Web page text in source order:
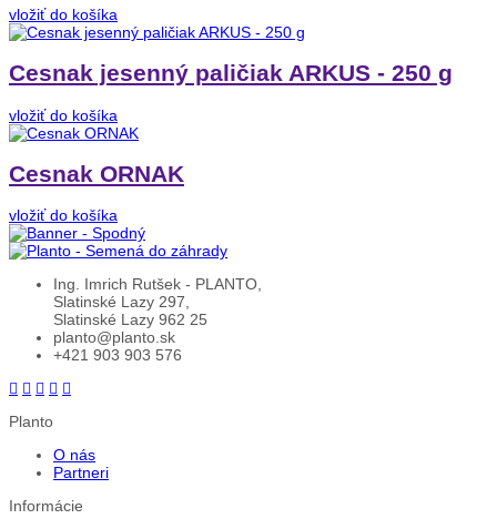
vložiť do košíka
Cesnak jesenný paličiak ARKUS - 250 g
vložiť do košíka
Cesnak ORNAK
vložiť do košíka
Ing. Imrich Rutšek - PLANTO,
Slatinské Lazy 297,
Slatinské Lazy 962 25
planto@planto.sk
+421 903 903 576
Planto
O nás
Partneri
Informácie